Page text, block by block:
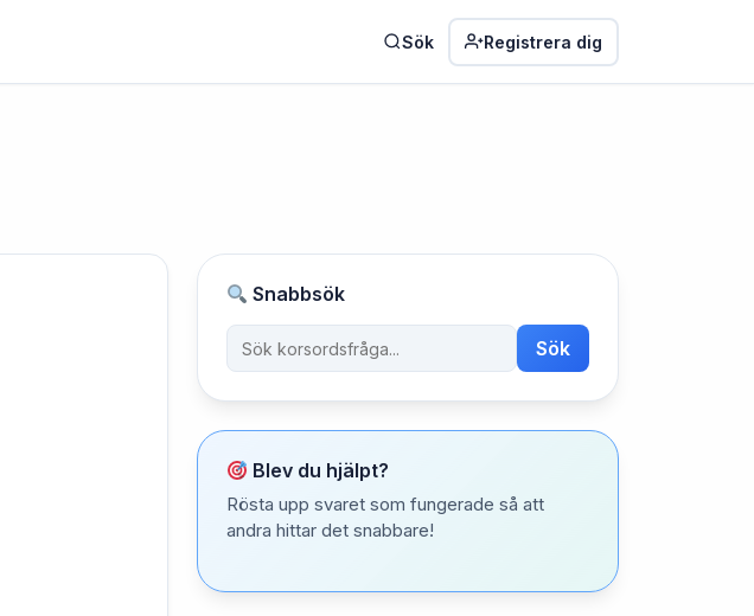
Sök Registrera dig
Snabbsök
Sök
Blev du hjälpt?
Rösta upp svaret som fungerade så att
andra hittar det snabbare!